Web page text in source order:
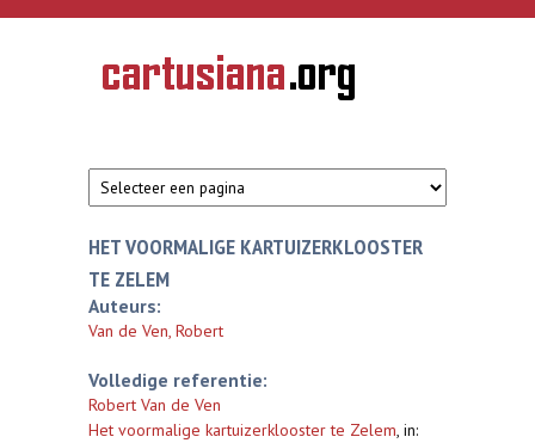
Overslaan en naar de inhoud gaan
CARTUSIANA
Geschiedenis
van de
HET VOORMALIGE KARTUIZERKLOOSTER
TE ZELEM
Auteurs:
Van de Ven, Robert
Volledige referentie:
Robert Van de Ven
Het voormalige kartuizerklooster te Zelem, in: